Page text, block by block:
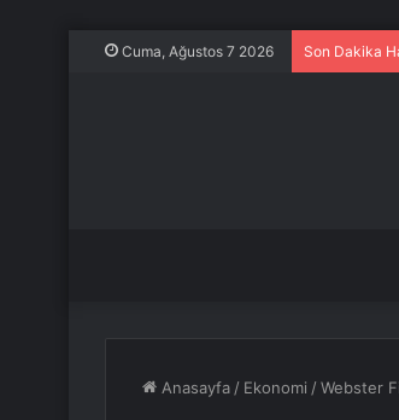
Cuma, Ağustos 7 2026 Son Dakika
Anasayfa / Ekonomi /Webster